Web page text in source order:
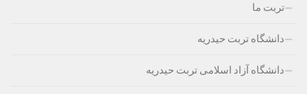
تربت ما
دانشگاه تربت حیدریه
دانشگاه آزاد اسلامی تربت حیدریه